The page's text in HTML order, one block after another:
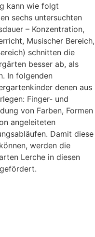
kann wie folgt
sechs untersuchten
– Konzentration,
Musischer Bereich,
schnitten die
besser ab, als
In folgenden
denen aus
Finger- und
von Farben, Formen
angeleiteten
Damit diese
werden die
Lerche in diesen